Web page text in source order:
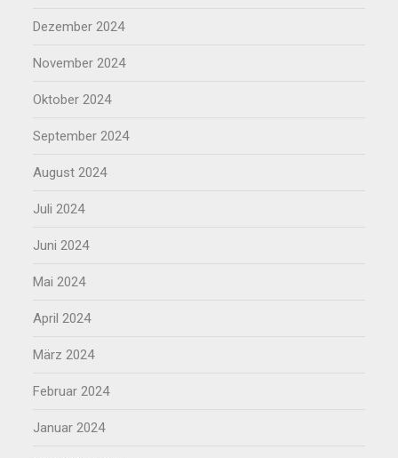
Dezember 2024
November 2024
Oktober 2024
September 2024
August 2024
Juli 2024
Juni 2024
Mai 2024
April 2024
März 2024
Februar 2024
Januar 2024